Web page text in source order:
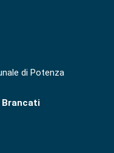
di Potenza
Brancati